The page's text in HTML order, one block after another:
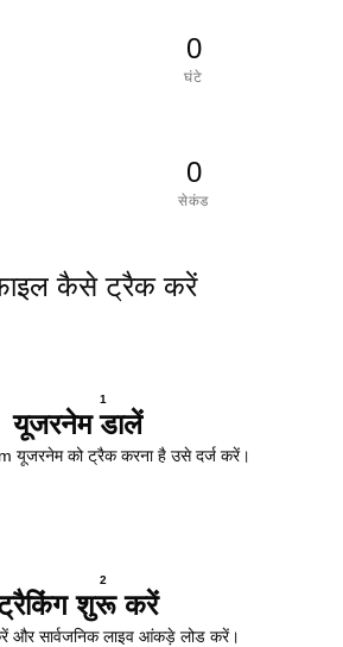
0
घंटे
0
सेकंड
कैसे ट्रैक करें
1
यूजरनेम डालें
यूजरनेम को ट्रैक करना है उसे दर्ज करें।
2
शुरू करें
और सार्वजनिक लाइव आंकड़े लोड करें।